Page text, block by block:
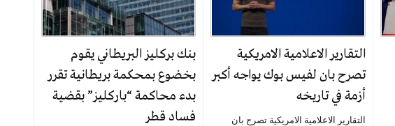
التقارير الاعلامية الامريكية
تصرح بان لفيس بوك يواجه أكبر
أزمة في تاريخه
التقارير الاعلامية الامريكية تصرح بان
بنك بركليز البريطاني يقوم
بخضوع بمحكمة بريطانية تقرر
بدء محاكمة “باركليز” بقضية
فساد قطر